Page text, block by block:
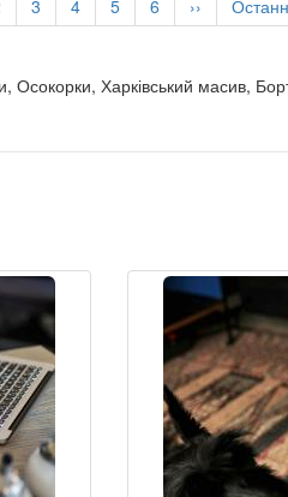
Page
3 Page
4 Page
5 Page
6
Наступна
сторінка
››
Осокорки, Харківський масив,